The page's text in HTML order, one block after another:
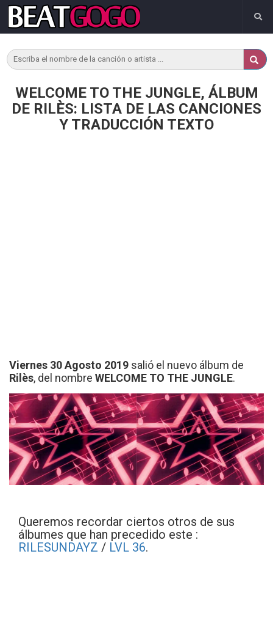
WELCOME TO THE JUNGLE, ÁLBUM
DE RILÈS: LISTA DE LAS CANCIONES
Y TRADUCCIÓN TEXTO
Viernes 30 Agosto 2019 salió el nuevo álbum de
Rilès, del nombre WELCOME TO THE JUNGLE.
Queremos recordar ciertos otros de sus
álbumes que han precedido este :
RILESUNDAYZ / LVL 36.